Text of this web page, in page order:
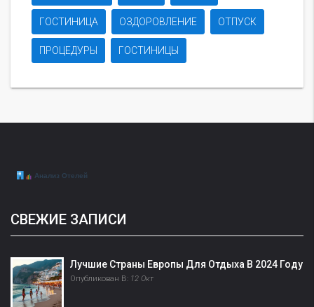
ГОСТИНИЦА ОЗДОРОВЛЕНИЕ ОТПУСК
ПРОЦЕДУРЫ ГОСТИНИЦЫ
СВЕЖИЕ ЗАПИСИ
Лучшие Страны Европы Для Отдыха В 2024 Году
Опубликован В: 12 Окт